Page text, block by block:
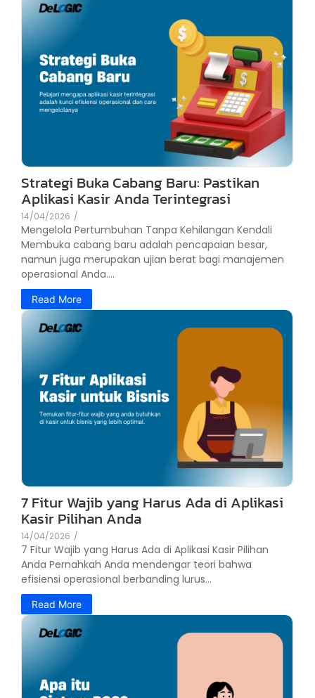
Strategi Buka Cabang Baru: Pastikan
Aplikasi Kasir Anda Terintegrasi
14/04/2026 /
Mengelola Pertumbuhan Tanpa Kehilangan Kendali
Membuka cabang baru adalah pencapaian besar,
namun juga merupakan ujian berat bagi manajemen
operasional Anda....
Read More
7 Fitur Wajib yang Harus Ada di Aplikasi
Kasir Pilihan Anda
14/04/2026 /
7 Fitur Wajib yang Harus Ada di Aplikasi Kasir Pilihan
Anda Pernahkah Anda mendengar teori bahwa
efisiensi operasional berbanding lurus...
Read More